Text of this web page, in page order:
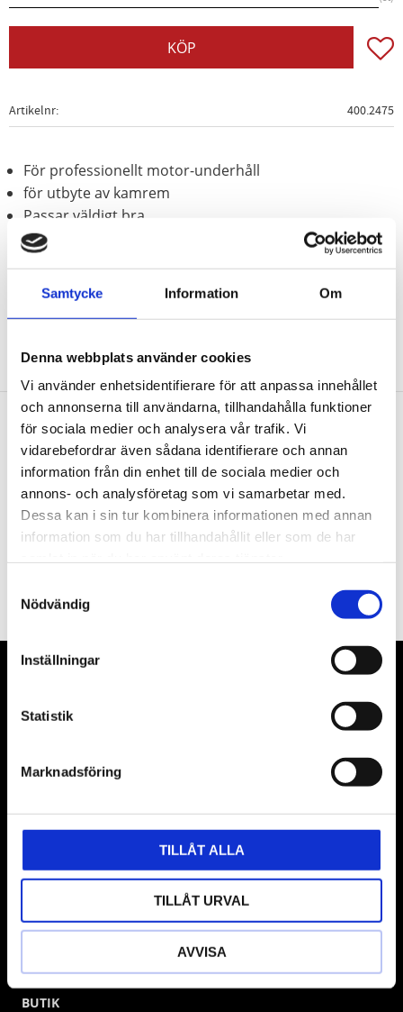
Samtycke Information Om
Denna webbplats använder cookies
Vi använder enhetsidentifierare för att anpassa innehållet
och annonserna till användarna, tillhandahålla funktioner
för sociala medier och analysera vår trafik. Vi
vidarebefordrar även sådana identifierare och annan
information från din enhet till de sociala medier och
annons- och analysföretag som vi samarbetar med.
Dessa kan i sin tur kombinera informationen med annan
information som du har tillhandahållit eller som de har
Nödvändig
Inställningar
Statistik
Marknadsföring
TILLÅT ALLA
TILLÅT URVAL
AVVISA
KÖP
Artikelnr 400.2475
För professionellt motor-underhåll
för utbyte av kamrem
Passar väldigt bra
Användningsområden: BMW Mini
med 16V-motorer (motorkod:
W16D)
Nyhetsbrev
integritetspolicy.
Våra främsta leverantörer är KS Tools verktyg, ATH billyftar
gärna om vad som helst då vi gör vårt yttersta för att hjälpa
BUTIK